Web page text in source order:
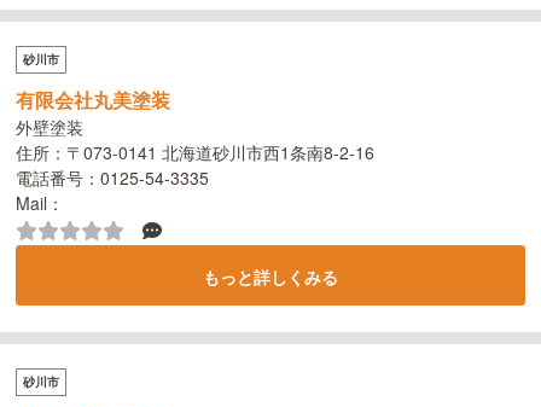
砂川市
有限会社丸美塗装
外壁塗装
住所：〒073-0141 北海道砂川市西1条南8-2-16
電話番号：0125-54-3335
Mail：
もっと詳しくみる
砂川市